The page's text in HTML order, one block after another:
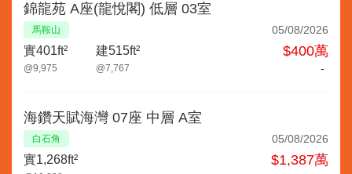
05/08/2026
馬鞍山
錦龍苑 A座(龍悅閣) 低層 03室
$400萬
實401ft²
@9,975
建515ft²
@7,767 -
05/08/2026
白石角
海鑽天賦海灣 07座 中層 A室
$1,387萬
實1,268ft²